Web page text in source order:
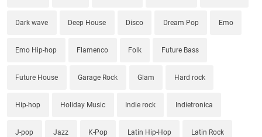
Dark wave Deep House Disco Dream Pop Emo
Emo Hip-hop Flamenco Folk Future Bass
Future House Garage Rock Glam Hard rock
Hip-hop Holiday Music Indie rock Indietronica
J-pop Jazz K-Pop Latin Hip-Hop Latin Rock